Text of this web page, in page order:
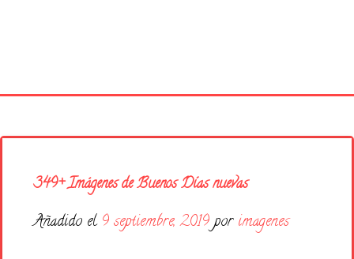
Días de la Semana
Buenas Noches
349+ Imágenes de Buenos Días nuevas
Añadido el 9 septiembre, 2019 por imagenes